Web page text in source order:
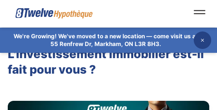
We're Growing! We've moved to a new location — come visit us at
55 Renfrew Dr, Markham, ON L3R 8H3.
L'investissement immobilier est-il
fait pour vous ?